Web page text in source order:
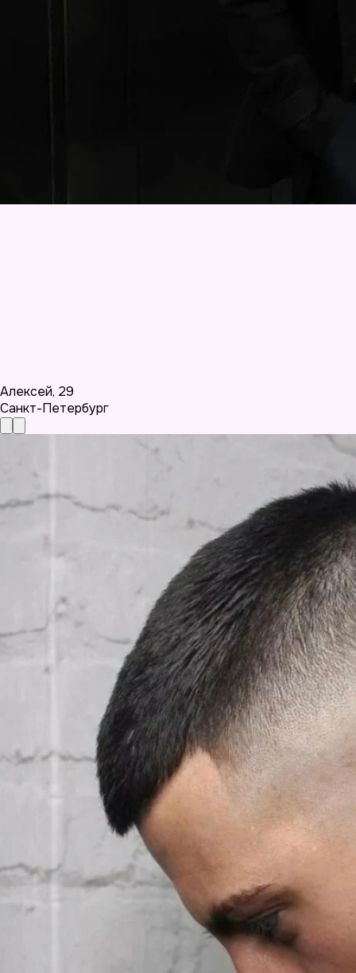
Алексей, 29
Санкт-Петербург